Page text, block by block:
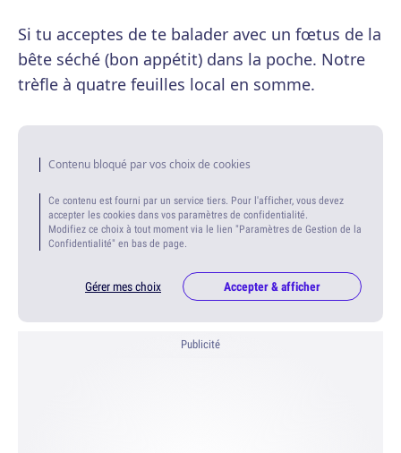
Si tu acceptes de te balader avec un fœtus de la
bête séché (bon appétit) dans la poche. Notre
trèfle à quatre feuilles local en somme.
Contenu bloqué par vos choix de cookies
Ce contenu est fourni par un service tiers. Pour l'afficher, vous devez
accepter les cookies dans vos paramètres de confidentialité.
Modifiez ce choix à tout moment via le lien "Paramètres de Gestion de la
Confidentialité" en bas de page.
Gérer mes choix Accepter & afficher
Publicité